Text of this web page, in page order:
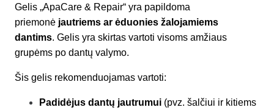
Gelis „ApaCare & Repair“ yra papildoma
priemonė jautriems ar ėduonies žalojamiems
dantims. Gelis yra skirtas vartoti visoms amžiaus
grupėms po dantų valymo.
Šis gelis rekomenduojamas vartoti:
Padidėjus dantų jautrumui (pvz. šalčiui ir kitiems